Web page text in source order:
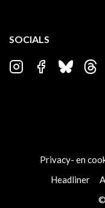
SOCIALS
Privacy- en
Headliner